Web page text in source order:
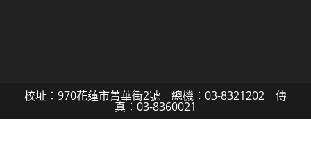
校址：970花蓮市菁華街2號 總機：03-8321202 傳
真：03-8360021